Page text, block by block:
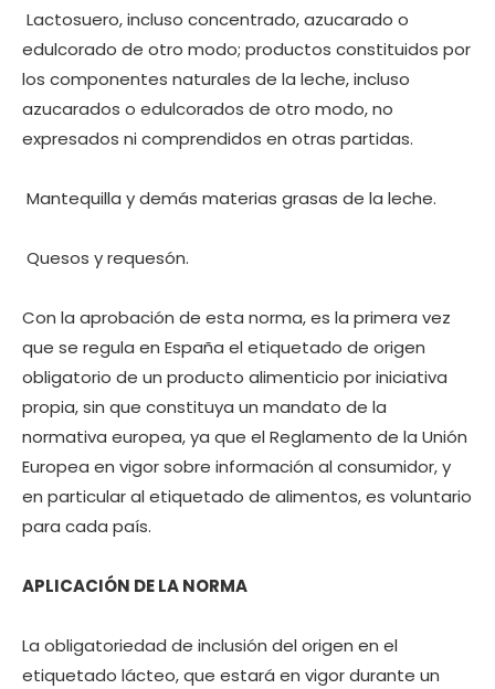
 Lactosuero, incluso concentrado, azucarado o
edulcorado de otro modo; productos constituidos por
los componentes naturales de la leche, incluso
azucarados o edulcorados de otro modo, no
expresados ni comprendidos en otras partidas.
 Mantequilla y demás materias grasas de la leche.
 Quesos y requesón.
Con la aprobación de esta norma, es la primera vez
que se regula en España el etiquetado de origen
obligatorio de un producto alimenticio por iniciativa
propia, sin que constituya un mandato de la
normativa europea, ya que el Reglamento de la Unión
Europea en vigor sobre información al consumidor, y
en particular al etiquetado de alimentos, es voluntario
para cada país.
APLICACIÓN DE LA NORMA
La obligatoriedad de inclusión del origen en el
etiquetado lácteo, que estará en vigor durante un